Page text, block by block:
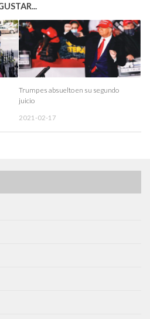
Trump es absuelto en su segundo
juicio
2021-02-17